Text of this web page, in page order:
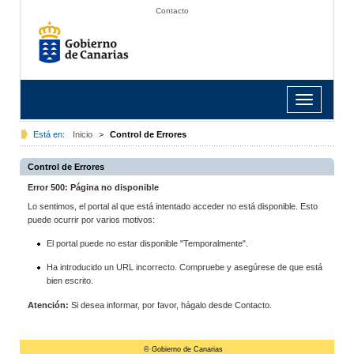
Contacto
Toggle
navigation
Está en: Inicio > Control de Errores
Control de Errores
Error 500: Página no disponible
Lo sentimos, el portal al que está intentado acceder no está disponible. Esto
puede ocurrir por varios motivos:
El portal puede no estar disponible "Temporalmente".
Ha introducido un URL incorrecto. Compruebe y asegúrese de que está
bien escrito.
Atención: Si desea informar, por favor, hágalo desde Contacto.
© Gobierno de Canarias